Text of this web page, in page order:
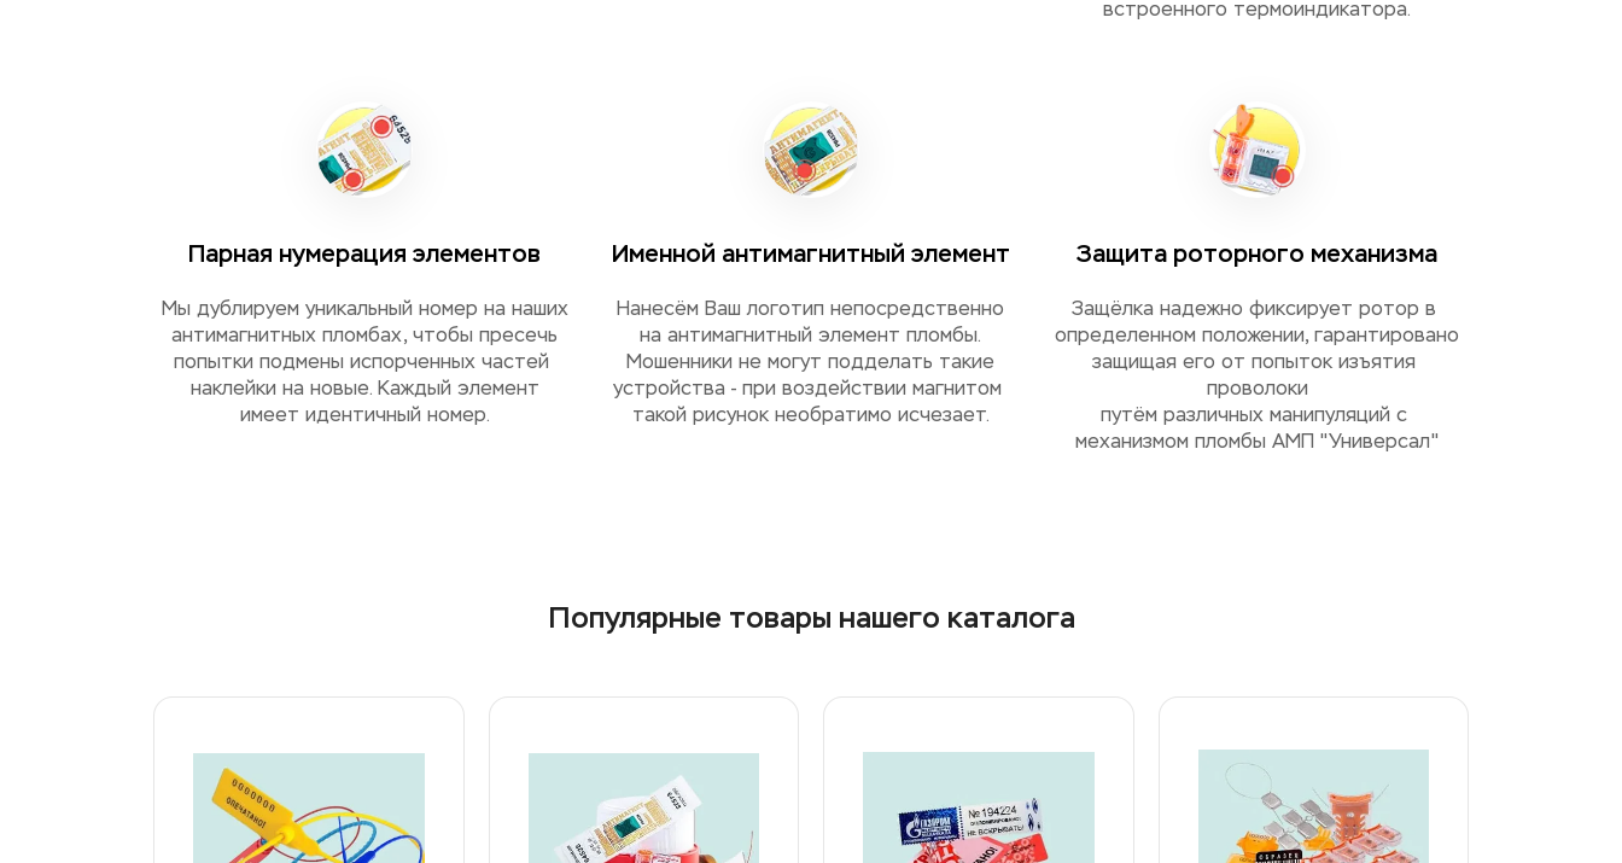
встроенного термоиндикатора.
Парная нумерация элементов
Мы дублируем уникальный номер на наших
антимагнитных пломбах, чтобы пресечь
попытки подмены испорченных частей
наклейки на новые. Каждый элемент
имеет идентичный номер.
Именной антимагнитный элемент
Нанесём Ваш логотип непосредственно
на антимагнитный элемент пломбы.
Мошенники не могут подделать такие
устройства - при воздействии магнитом
такой рисунок необратимо исчезает.
Защита роторного механизма
Защёлка надежно фиксирует ротор в
определенном положении, гарантировано
защищая его от попыток изъятия
проволоки
путём различных манипуляций с
механизмом пломбы АМП "Универсал"
Популярные товары нашего каталога